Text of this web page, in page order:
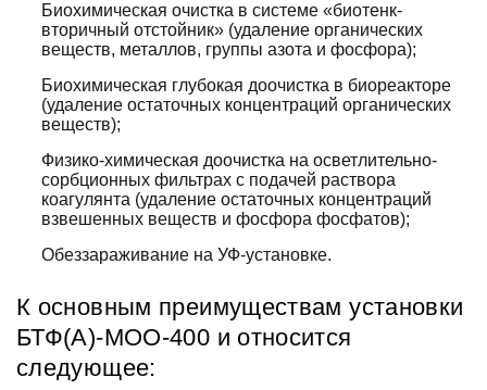
Биохимическая очистка в системе «биотенк-
вторичный отстойник» (удаление органических
веществ, металлов, группы азота и фосфора);
Биохимическая глубокая доочистка в биореакторе
(удаление остаточных концентраций органических
веществ);
Физико-химическая доочистка на осветлительно-
сорбционных фильтрах с подачей раствора
коагулянта (удаление остаточных концентраций
взвешенных веществ и фосфора фосфатов);
Обеззараживание на УФ-установке.
К основным преимуществам установки
БТФ(А)-МОО-400 и относится
следующее: